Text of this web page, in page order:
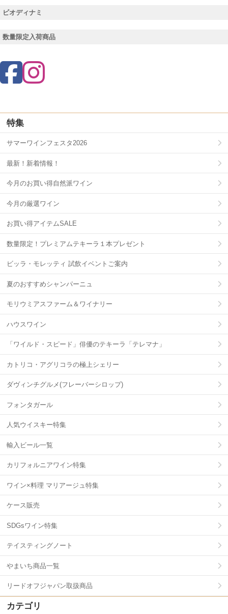
ビオディナミ
数量限定入荷商品
特集
サマーワインフェスタ2026
最新！新着情報！
今月のお買い得自然派ワイン
今月の厳選ワイン
お買い得アイテムSALE
数量限定！プレミアムテキーラ１本プレゼント
ビッラ・モレッティ 試飲イベントご案内
夏のおすすめシャンパーニュ
モリウミアスファーム＆ワイナリー
ハウスワイン
「ワイルド・スピード」俳優のテキーラ「テレマナ」
カトリコ・アグリコラの極上シェリー
ダヴィンチグルメ(フレーバーシロップ)
フォンタガール
人気ウイスキー特集
輸入ビール一覧
カリフォルニアワイン特集
ワイン×料理 マリアージュ特集
ケース販売
SDGsワイン特集
テイスティングノート
やまいち商品一覧
リードオフジャパン取扱商品
カテゴリ